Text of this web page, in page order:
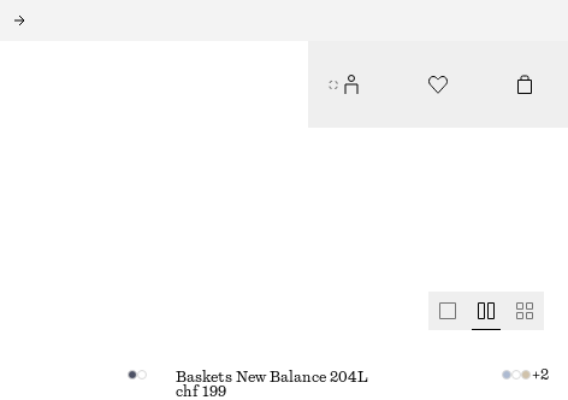
Baskets New Balance 204L
chf 199
+2